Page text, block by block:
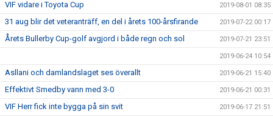
VIF vidare i Toyota Cup 2019-08-01 08:35
31 aug blir det veteranträff, en del i årets 100-årsfirande 2019-07-22 00:17
Årets Bullerby Cup-golf avgjord i både regn och sol 2019-07-21 23:51
2019-06-24 10:54
Asllani och damlandslaget ses överallt 2019-06-21 15:40
Effektivt Smedby vann med 3-0 2019-06-21 00:31
VIF Herr fick inte bygga på sin svit 2019-06-17 21:51